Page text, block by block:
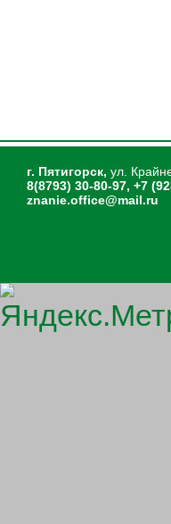
г. Пятигорск, ул.
8(8793) 30-80-97, +7
znanie.office@mail.ru